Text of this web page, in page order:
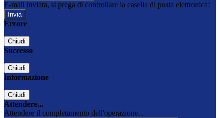
E-mail inviata, si prega di controllare la casella di posta elettronica!
Errore
Chiudi
Successo
Chiudi
Informazione
Chiudi
Attendere...
Attendere il completamento dell'operazione...